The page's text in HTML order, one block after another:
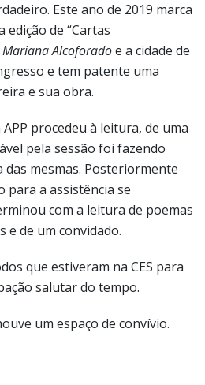
Este ano de 2019 marca
de “Cartas
Mariana Alcoforadoe a cidade de
e tem patente uma
e sua obra.
procedeu à leitura, de uma
pela sessão foi fazendo
das mesmas. Posteriormente
a assistência se
com a leitura de poemas
e de um convidado.
que estiveram na CES para
salutar do tempo.
um espaço de convívio.